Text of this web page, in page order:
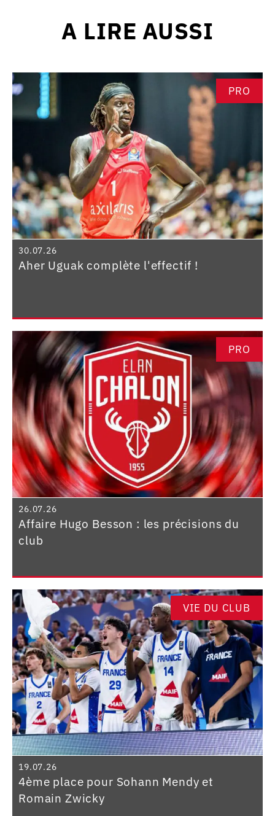
A LIRE AUSSI
PRO
30.07.26
Aher Uguak complète l'effectif !
PRO
26.07.26
Affaire Hugo Besson : les précisions du
club
VIE DU CLUB
19.07.26
4ème place pour Sohann Mendy et
Romain Zwicky